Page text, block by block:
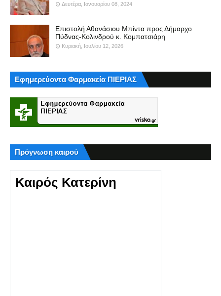
Δευτέρα, Ιανουαρίου 08, 2024
Επιστολή Αθανάσιου Μπίντα προς Δήμαρχο
Πύδνας-Κολινδρού κ. Κομπατσιάρη
Κυριακή, Ιουλίου 12, 2026
Εφημερεύοντα Φαρμακεία ΠΙΕΡΙΑΣ
Πρόγνωση καιρού
Καιρός Κατερίνη